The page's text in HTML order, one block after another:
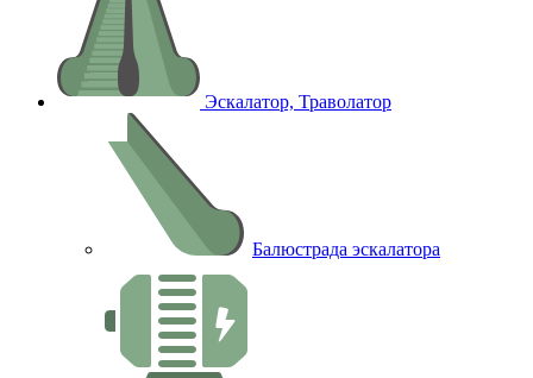
Эскалатор, Траволатор
Балюстрада эскалатора